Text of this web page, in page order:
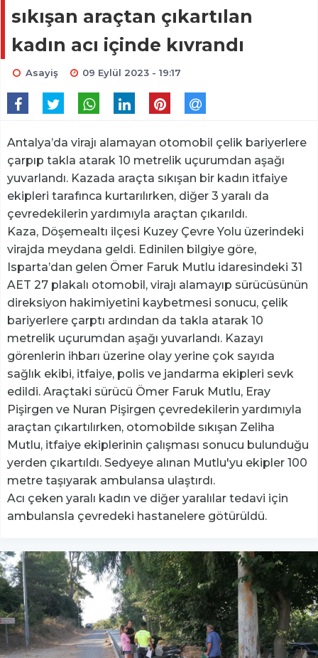
sıkışan araçtan çıkartılan
kadın acı içinde kıvrandı
Asayiş 09 Eylül 2023 - 19:17
Antalya’da virajı alamayan otomobil çelik bariyerlere
çarpıp takla atarak 10 metrelik uçurumdan aşağı
yuvarlandı. Kazada araçta sıkışan bir kadın itfaiye
ekipleri tarafınca kurtarılırken, diğer 3 yaralı da
çevredekilerin yardımıyla araçtan çıkarıldı.
Kaza, Döşemealtı ilçesi Kuzey Çevre Yolu üzerindeki
virajda meydana geldi. Edinilen bilgiye göre,
Isparta’dan gelen Ömer Faruk Mutlu idaresindeki 31
AET 27 plakalı otomobil, virajı alamayıp sürücüsünün
direksiyon hakimiyetini kaybetmesi sonucu, çelik
bariyerlere çarptı ardından da takla atarak 10
metrelik uçurumdan aşağı yuvarlandı. Kazayı
görenlerin ihbarı üzerine olay yerine çok sayıda
sağlık ekibi, itfaiye, polis ve jandarma ekipleri sevk
edildi. Araçtaki sürücü Ömer Faruk Mutlu, Eray
Pişirgen ve Nuran Pişirgen çevredekilerin yardımıyla
araçtan çıkartılırken, otomobilde sıkışan Zeliha
Mutlu, itfaiye ekiplerinin çalışması sonucu bulunduğu
yerden çıkartıldı. Sedyeye alınan Mutlu'yu ekipler 100
metre taşıyarak ambulansa ulaştırdı.
Acı çeken yaralı kadın ve diğer yaralılar tedavi için
ambulansla çevredeki hastanelere götürüldü.